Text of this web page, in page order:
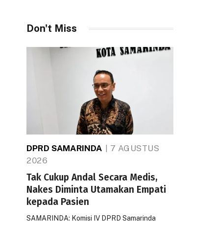
Don't Miss
DPRD SAMARINDA
7 AGUSTUS
2026
Tak Cukup Andal Secara Medis,
Nakes Diminta Utamakan Empati
kepada Pasien
SAMARINDA: Komisi IV DPRD Samarinda